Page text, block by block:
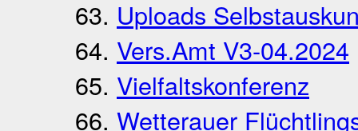
Uploads
Vers.Amt V3-04.2024
Vielfaltskonferenz
Wetterauer